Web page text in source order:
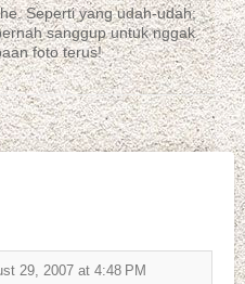
Seperti yang udah-udah;
sanggup untuk nggak
foto terus!
29, 2007 at 4:48 PM